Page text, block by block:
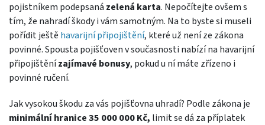
pojistníkem podepsaná zelená karta. Nepočítejte ovšem s
tím, že nahradí škody i vám samotným. Na to byste si museli
pořídit ještě havarijní připojištění, které už není ze zákona
povinné. Spousta pojišťoven v současnosti nabízí na havarijní
připojištěnízajímavé bonusy, pokud u ní máte zřízeno i
povinné ručení.
Jak vysokou škodu za vás pojišťovna uhradí? Podle zákona je
minimální hranice 35 000 000 Kč, limit se dá za příplatek